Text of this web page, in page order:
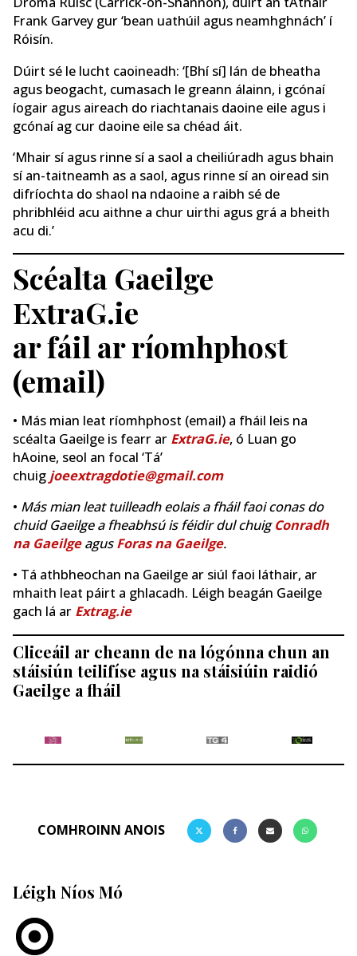
Frank Garvey gur ‘bean uathúil agus neamhghnách’ í
Róisín.
Dúirt sé le lucht caoineadh: ‘[Bhí sí] lán de bheatha
agus beogacht, cumasach le greann álainn, i gcónaí
íogair agus aireach do riachtanais daoine eile agus i
gcónaí ag cur daoine eile sa chéad áit.
‘Mhair sí agus rinne sí a saol a cheiliúradh agus bhain
sí an-taitneamh as a saol, agus rinne sí an oiread sin
difríochta do shaol na ndaoine a raibh sé de
phribhléid acu aithne a chur uirthi agus grá a bheith
acu di.’
Scéalta Gaeilge
ExtraG.ie
ar fáil ar ríomhphost
(email)
• Más mian leat ríomhphost (email) a fháil leis na
scéalta Gaeilge is fearr ar ExtraG.ie, ó Luan go
hAoine, seol an focal ‘Tá’
chuig joeextragdotie@gmail.com
• Más mian leat tuilleadh eolais a fháil faoi conas do
chuid Gaeilge a fheabhsú is féidir dul chuigConradh
na GaeilgeagusForas na Gaeilge.
• Tá athbheochan na Gaeilge ar siúl faoi láthair, ar
mhaith leat páirt a ghlacadh. Léigh beagán Gaeilge
gach lá ar Extrag.ie
Cliceáil ar cheann de na lógónna chun an
stáisiún teilifíse agus na stáisiúin raidió
Gaeilge a fháil
COMHROINN ANOIS
Léigh Níos Mó